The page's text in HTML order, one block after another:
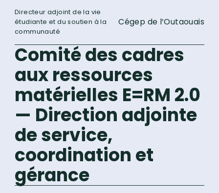
Directeur adjoint de la vie
étudiante et du soutien à la
communauté
Cégep de l’Outaouais
Comité des cadres
aux ressources
matérielles E=RM 2.0
— Direction adjointe
de service,
coordination et
gérance